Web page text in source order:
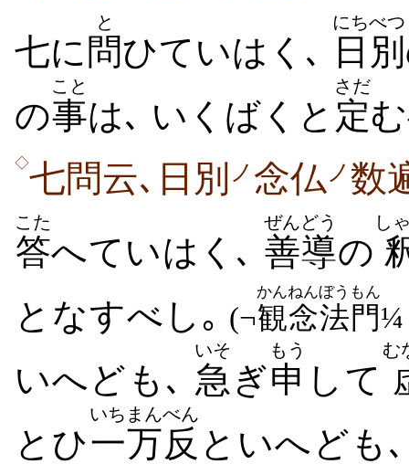
七に 問
と
ひていはく､ 日別
にちべつ
の事
こと
は､ いくばくと 定
さだ
◇七問云､日別 ノ 念仏 ノ 数
答
こた
へていはく､ 善導
ぜんどう
の
し
となすべし｡ (¬観念
かんねん
法門
ぼうもん
¼
いへども､ 急
いそ
ぎ申
もう
して
む
とひ一万
いちまん
反
べん
といへども